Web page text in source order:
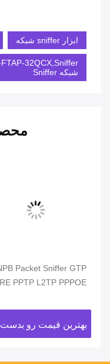
ابزار sniffer شبکه
شبکه Sniffer
Packet Sniffer GTP
PPTP L2TP PPPOE
برچسب
بهترین قیمت رو بدست